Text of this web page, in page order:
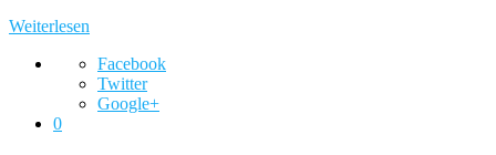
Weiterlesen
Facebook
Twitter
Google+
0